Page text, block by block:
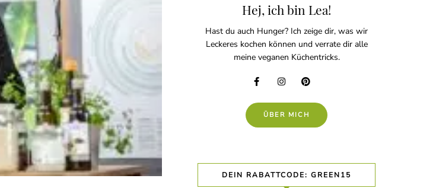
Hej, ich bin Lea!
Hast du auch Hunger? Ich zeige dir, was wir
Leckeres kochen können und verrate dir alle
meine veganen Küchentricks.
ÜBER MICH
DEIN RABATTCODE: GREEN15